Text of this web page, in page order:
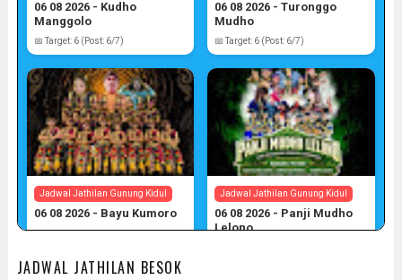
06 08 2026 - Kudho
Manggolo
📅 Target: 6 (Post: 6/7)
06 08 2026 - Turonggo
Mudho
📅 Target: 6 (Post: 6/7)
Jadwal Jathilan Gunung Kidul
06 08 2026 - Bayu Kumoro
Jadwal Jathilan Gunung Kidul
06 08 2026 - Panji Mudho
Lelono
JADWAL JATHILAN BESOK